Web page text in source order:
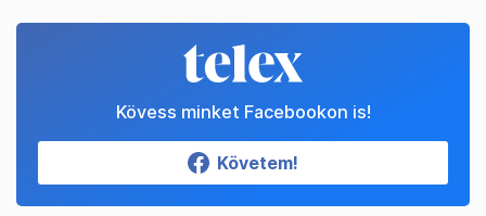
Kövess minket Facebookon is!
Követem!